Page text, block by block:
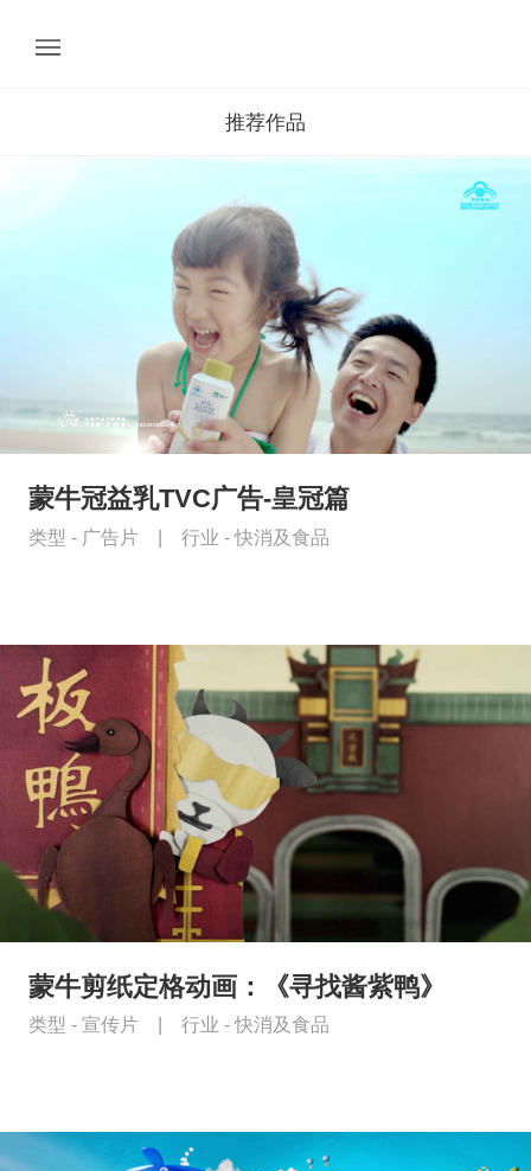
推荐作品
蒙牛冠益乳TVC广告-皇冠篇
类型 - 广告片 行业 -快消及食品
蒙牛剪纸定格动画：《寻找酱紫鸭》
类型 - 宣传片 行业 -快消及食品